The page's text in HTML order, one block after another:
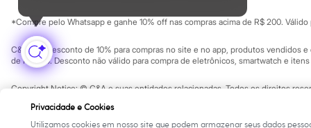
Tratamento
Cuidados com o rosto
Esfoliante
Hidratante
Protetor solar
Maquiagens
Base
*Compre pelo Whatsapp e ganhe 10% off nas compras acima de R$ 200.
C&A Pay: desconto de 10% para compras no site e no app, produtos vendidos
de R$ 400. Desconto não válido para compra de eletrônicos, smartwatch e
Copyright Notice: © C&A e suas entidades relacionadas. Todos os direitos
Privacidade e Cookies
Utilizamos cookies em nosso site que podem armazenar seus dados